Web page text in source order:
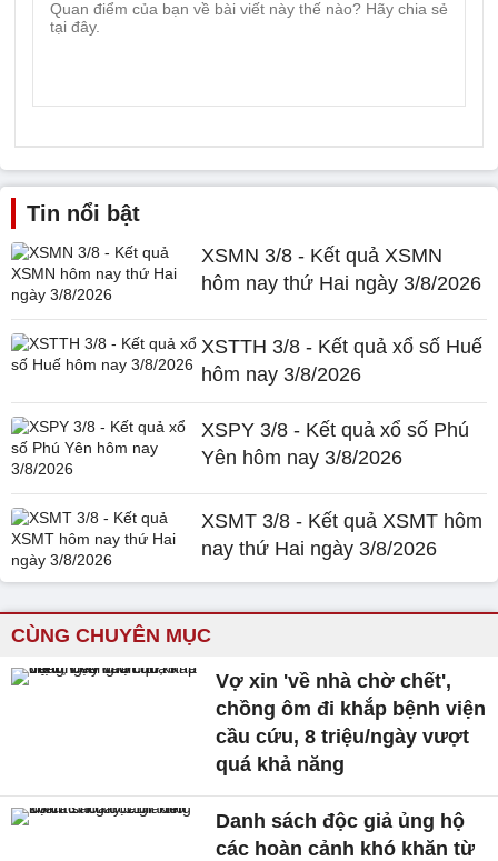
Tin nổi bật
XSMN 3/8 - Kết quả XSMN
hôm nay thứ Hai ngày 3/8/2026
XSTTH 3/8 - Kết quả xổ số Huế
hôm nay 3/8/2026
XSPY 3/8 - Kết quả xổ số Phú
Yên hôm nay 3/8/2026
XSMT 3/8 - Kết quả XSMT hôm
nay thứ Hai ngày 3/8/2026
CÙNG CHUYÊN MỤC
Vợ xin 'về nhà chờ chết',
chồng ôm đi khắp bệnh viện
cầu cứu, 8 triệu/ngày vượt
quá khả năng
Danh sách độc giả ủng hộ
các hoàn cảnh khó khăn từ